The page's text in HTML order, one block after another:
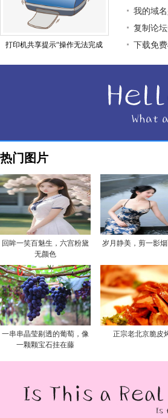
打印机共享提示“操作无法完成
我的域
复制论
下载免
热门图片
回眸一笑百魅生，六宫粉黛
无颜色
岁月静美，剪一影
一串串晶莹剔透的葡萄，像
一颗颗宝石挂在藤
正宗老北京脆皮